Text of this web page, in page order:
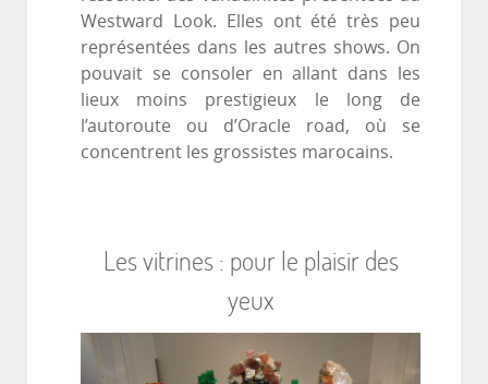
Westward Look. Elles ont été très peu
représentées dans les autres shows. On
pouvait se consoler en allant dans les
lieux moins prestigieux le long de
l’autoroute ou d’Oracle road, où se
concentrent les grossistes marocains.
Les vitrines : pour le plaisir des
yeux